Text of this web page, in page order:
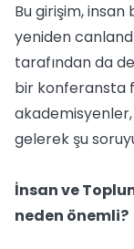
Bu girişim,
yeniden
tarafından da
bir konferansta
gelerek şu
İnsan ve
neden önemli?